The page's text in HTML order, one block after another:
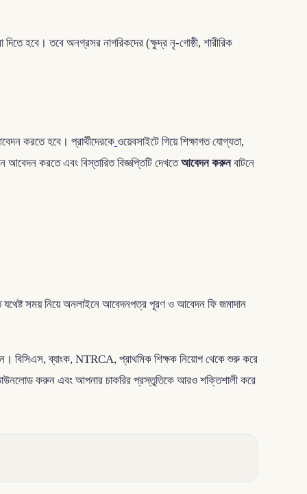
হবে। তবে অনগ্রসর নাগরিকদের (ক্ষুদ্র নৃ-গোষ্ঠী, শারীরিক
করতে হবে। প্রার্থীদেরকে ওয়েবসাইটে গিয়ে শিক্ষাগত যোগ্যতা,
করতে এবং বিস্তারিত বিজ্ঞপ্তিটি দেখতেআবেদন করুনবাটনে
যথেষ্ট সময় নিয়ে অনলাইনে আবেদনপত্র পূরণ ও আবেদন ফি জমাদান
বিসিএস, ব্যাংক, NTRCA, প্রাথমিক শিক্ষক নিয়োগ থেকে শুরু করে
করুন এবং আপনার চাকরির প্রস্তুতিকে আরও শক্তিশালী করে